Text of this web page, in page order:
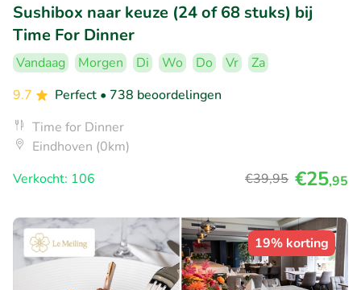
Sushibox naar keuze (24 of 68 stuks) bij
Time For Dinner
Vandaag Morgen Di Wo Do Vr
Za
9.7
Perfect • 738 beoordelingen
Time for Dinner
Eindhoven (0km)
Verkocht: 106
€39,95 €25,95
19% korting